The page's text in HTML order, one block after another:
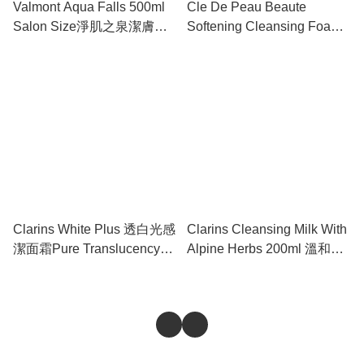
Valmont Aqua Falls 500ml
Salon Size淨肌之泉潔膚露
Cle De Peau Beaute
Softening Cleansing Foam
Clarins White Plus 透白光感
潔面霜Pure Translucency
Clarins Cleansing Milk With
Alpine Herbs 200ml 溫和清